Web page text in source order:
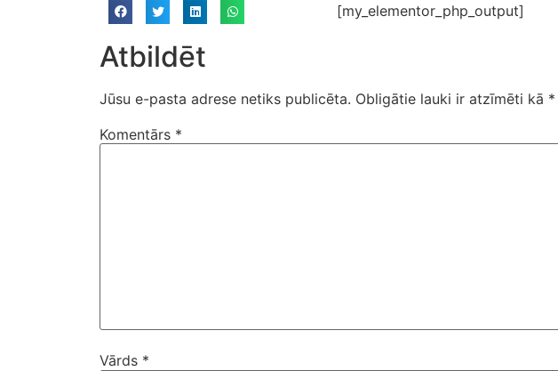
[my_elementor_php_output]
Atbildēt
Jūsu e-pasta adrese netiks publicēta. Obligātie lauki ir atzīmēti kā *
Komentārs *
Vārds *